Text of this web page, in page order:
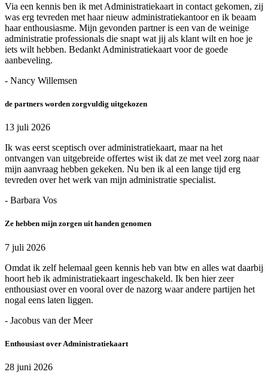
Via een kennis ben ik met Administratiekaart in contact gekomen, zij
was erg tevreden met haar nieuw administratiekantoor en ik beaam
haar enthousiasme. Mijn gevonden partner is een van de weinige
administratie professionals die snapt wat jij als klant wilt en hoe je
iets wilt hebben. Bedankt Administratiekaart voor de goede
aanbeveling.
- Nancy Willemsen
de partners worden zorgvuldig uitgekozen
13 juli 2026
Ik was eerst sceptisch over administratiekaart, maar na het
ontvangen van uitgebreide offertes wist ik dat ze met veel zorg naar
mijn aanvraag hebben gekeken. Nu ben ik al een lange tijd erg
tevreden over het werk van mijn administratie specialist.
- Barbara Vos
Ze hebben mijn zorgen uit handen genomen
7 juli 2026
Omdat ik zelf helemaal geen kennis heb van btw en alles wat daarbij
hoort heb ik administratiekaart ingeschakeld. Ik ben hier zeer
enthousiast over en vooral over de nazorg waar andere partijen het
nogal eens laten liggen.
- Jacobus van der Meer
Enthousiast over Administratiekaart
28 juni 2026